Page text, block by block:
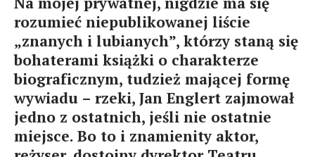
rozumieć niepublikowanej liście
„znanych i lubianych”, którzy staną się
bohaterami książki o charakterze
biograficznym, tudzież mającej formę
wywiadu – rzeki, Jan Englert zajmował
jedno z ostatnich, jeśli nie ostatnie
miejsce. Bo to i znamienity aktor,